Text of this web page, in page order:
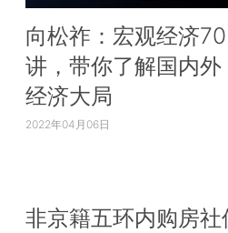
向松祚：宏观经济70
讲，带你了解国内外
经济大局
2022年04月06日
非京籍五环内购房